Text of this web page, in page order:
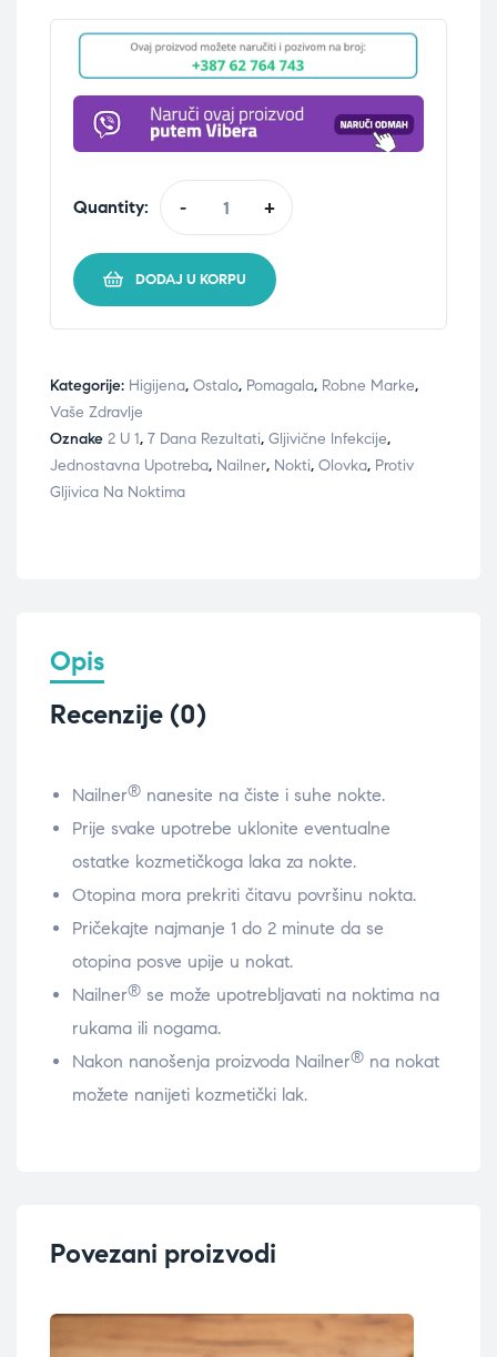
Quantity: - +
DODAJ U KORPU
Kategorije: Higijena, Ostalo, Pomagala, Robne Marke,
Vaše Zdravlje
Oznake 2 U 1, 7 Dana Rezultati, Gljivične Infekcije,
Jednostavna Upotreba, Nailner, Nokti, Olovka, Protiv
Gljivica Na Noktima
Opis
Recenzije (0)
Nailner® nanesite na čiste i suhe nokte.
Prije svake upotrebe uklonite eventualne
ostatke kozmetičkoga laka za nokte.
Otopina mora prekriti čitavu površinu nokta.
Pričekajte najmanje 1 do 2 minute da se
otopina posve upije u nokat.
Nailner® se može upotrebljavati na noktima na
rukama ili nogama.
Nakon nanošenja proizvoda Nailner® na nokat
možete nanijeti kozmetički lak.
Povezani proizvodi